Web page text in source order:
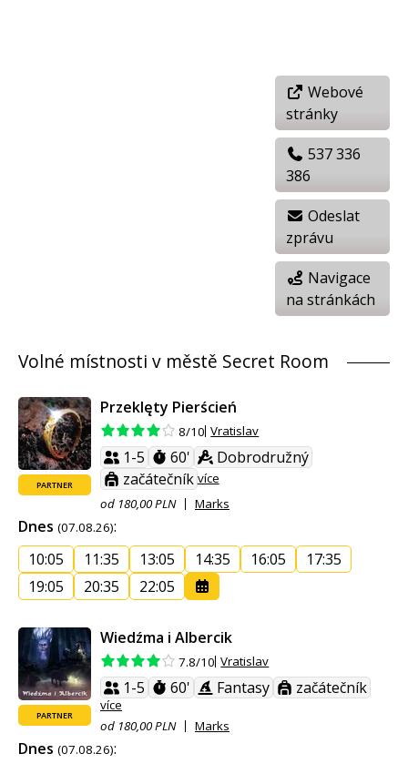
Webové
stránky
537 336
386
Odeslat
zprávu
Navigace
na stránkách
Volné místnosti v městě Secret Room
PARTNER
Przeklęty Pierścień
8/10 Vratislav
1-5 60'
Dobrodružný
začátečník více
od 180,00 PLN
Marks
Dnes (07.08.26):
10:05
11:35 13:05 14:35 16:05
17:35
19:05
20:35 22:05
PARTNER
Wiedźma i Albercik
7.8/10 Vratislav
1-5 60' Fantasy začátečník
více
od 180,00 PLN
Marks
Dnes (07.08.26):